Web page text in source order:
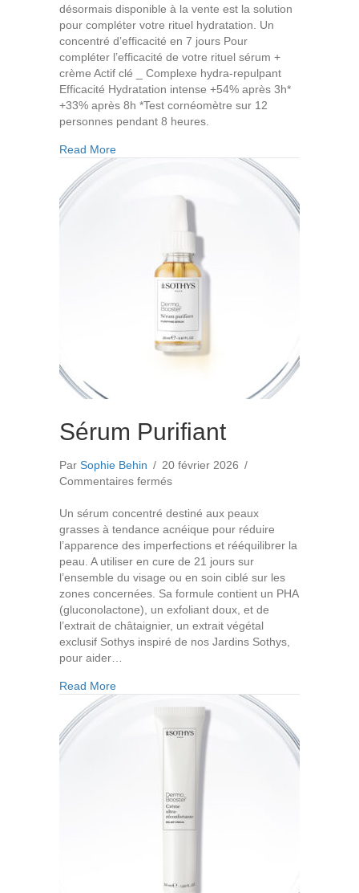
Dermobooster
désormais disponible à la vente est la solution
pour compléter votre rituel hydratation. Un
concentré d’efficacité en 7 jours Pour
compléter l’efficacité de votre rituel sérum +
crème Actif clé _ Complexe hydra-repulpant
Efficacité Hydratation intense +54% après 3h*
+33% après 8h *Test cornéomètre sur 12
personnes pendant 8 heures.
Read Moreabout Ampoule Hydratante Dermobooster
Sérum Purifiant
Par Sophie Behin / 20 février 2026 /
Commentaires ferméssur
Purifiant
Un sérum concentré destiné aux peaux
grasses à tendance acnéique pour réduire
l’apparence des imperfections et rééquilibrer la
peau. A utiliser en cure de 21 jours sur
l’ensemble du visage ou en soin ciblé sur les
zones concernées. Sa formule contient un PHA
(gluconolactone), un exfoliant doux, et de
l’extrait de châtaignier, un extrait végétal
exclusif Sothys inspiré de nos Jardins Sothys,
pour aider…
Read Moreabout Sérum Purifiant